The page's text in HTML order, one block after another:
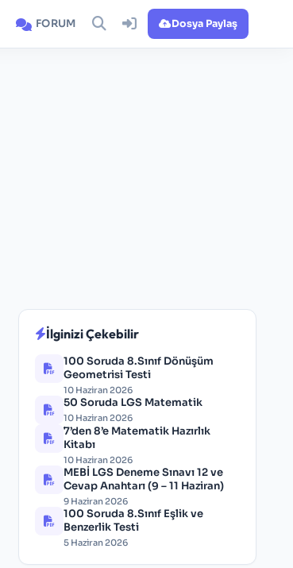
FORUM Dosya Paylaş
İlginizi Çekebilir
100 Soruda 8.Sınıf Dönüşüm
Geometrisi Testi
10 Haziran 2026
50 Soruda LGS Matematik
10 Haziran 2026
7’den 8’e Matematik Hazırlık
Kitabı
10 Haziran 2026
MEBİ LGS Deneme Sınavı 12 ve
Cevap Anahtarı (9 – 11 Haziran)
9 Haziran 2026
100 Soruda 8.Sınıf Eşlik ve
Benzerlik Testi
5 Haziran 2026